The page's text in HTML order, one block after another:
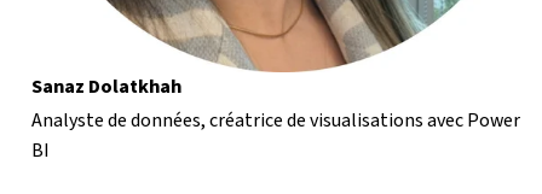
Sanaz Dolatkhah
Analyste de données, créatrice de visualisations avec Power
BI